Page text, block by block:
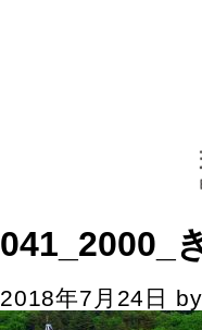
041_2000_
2018年7月24日